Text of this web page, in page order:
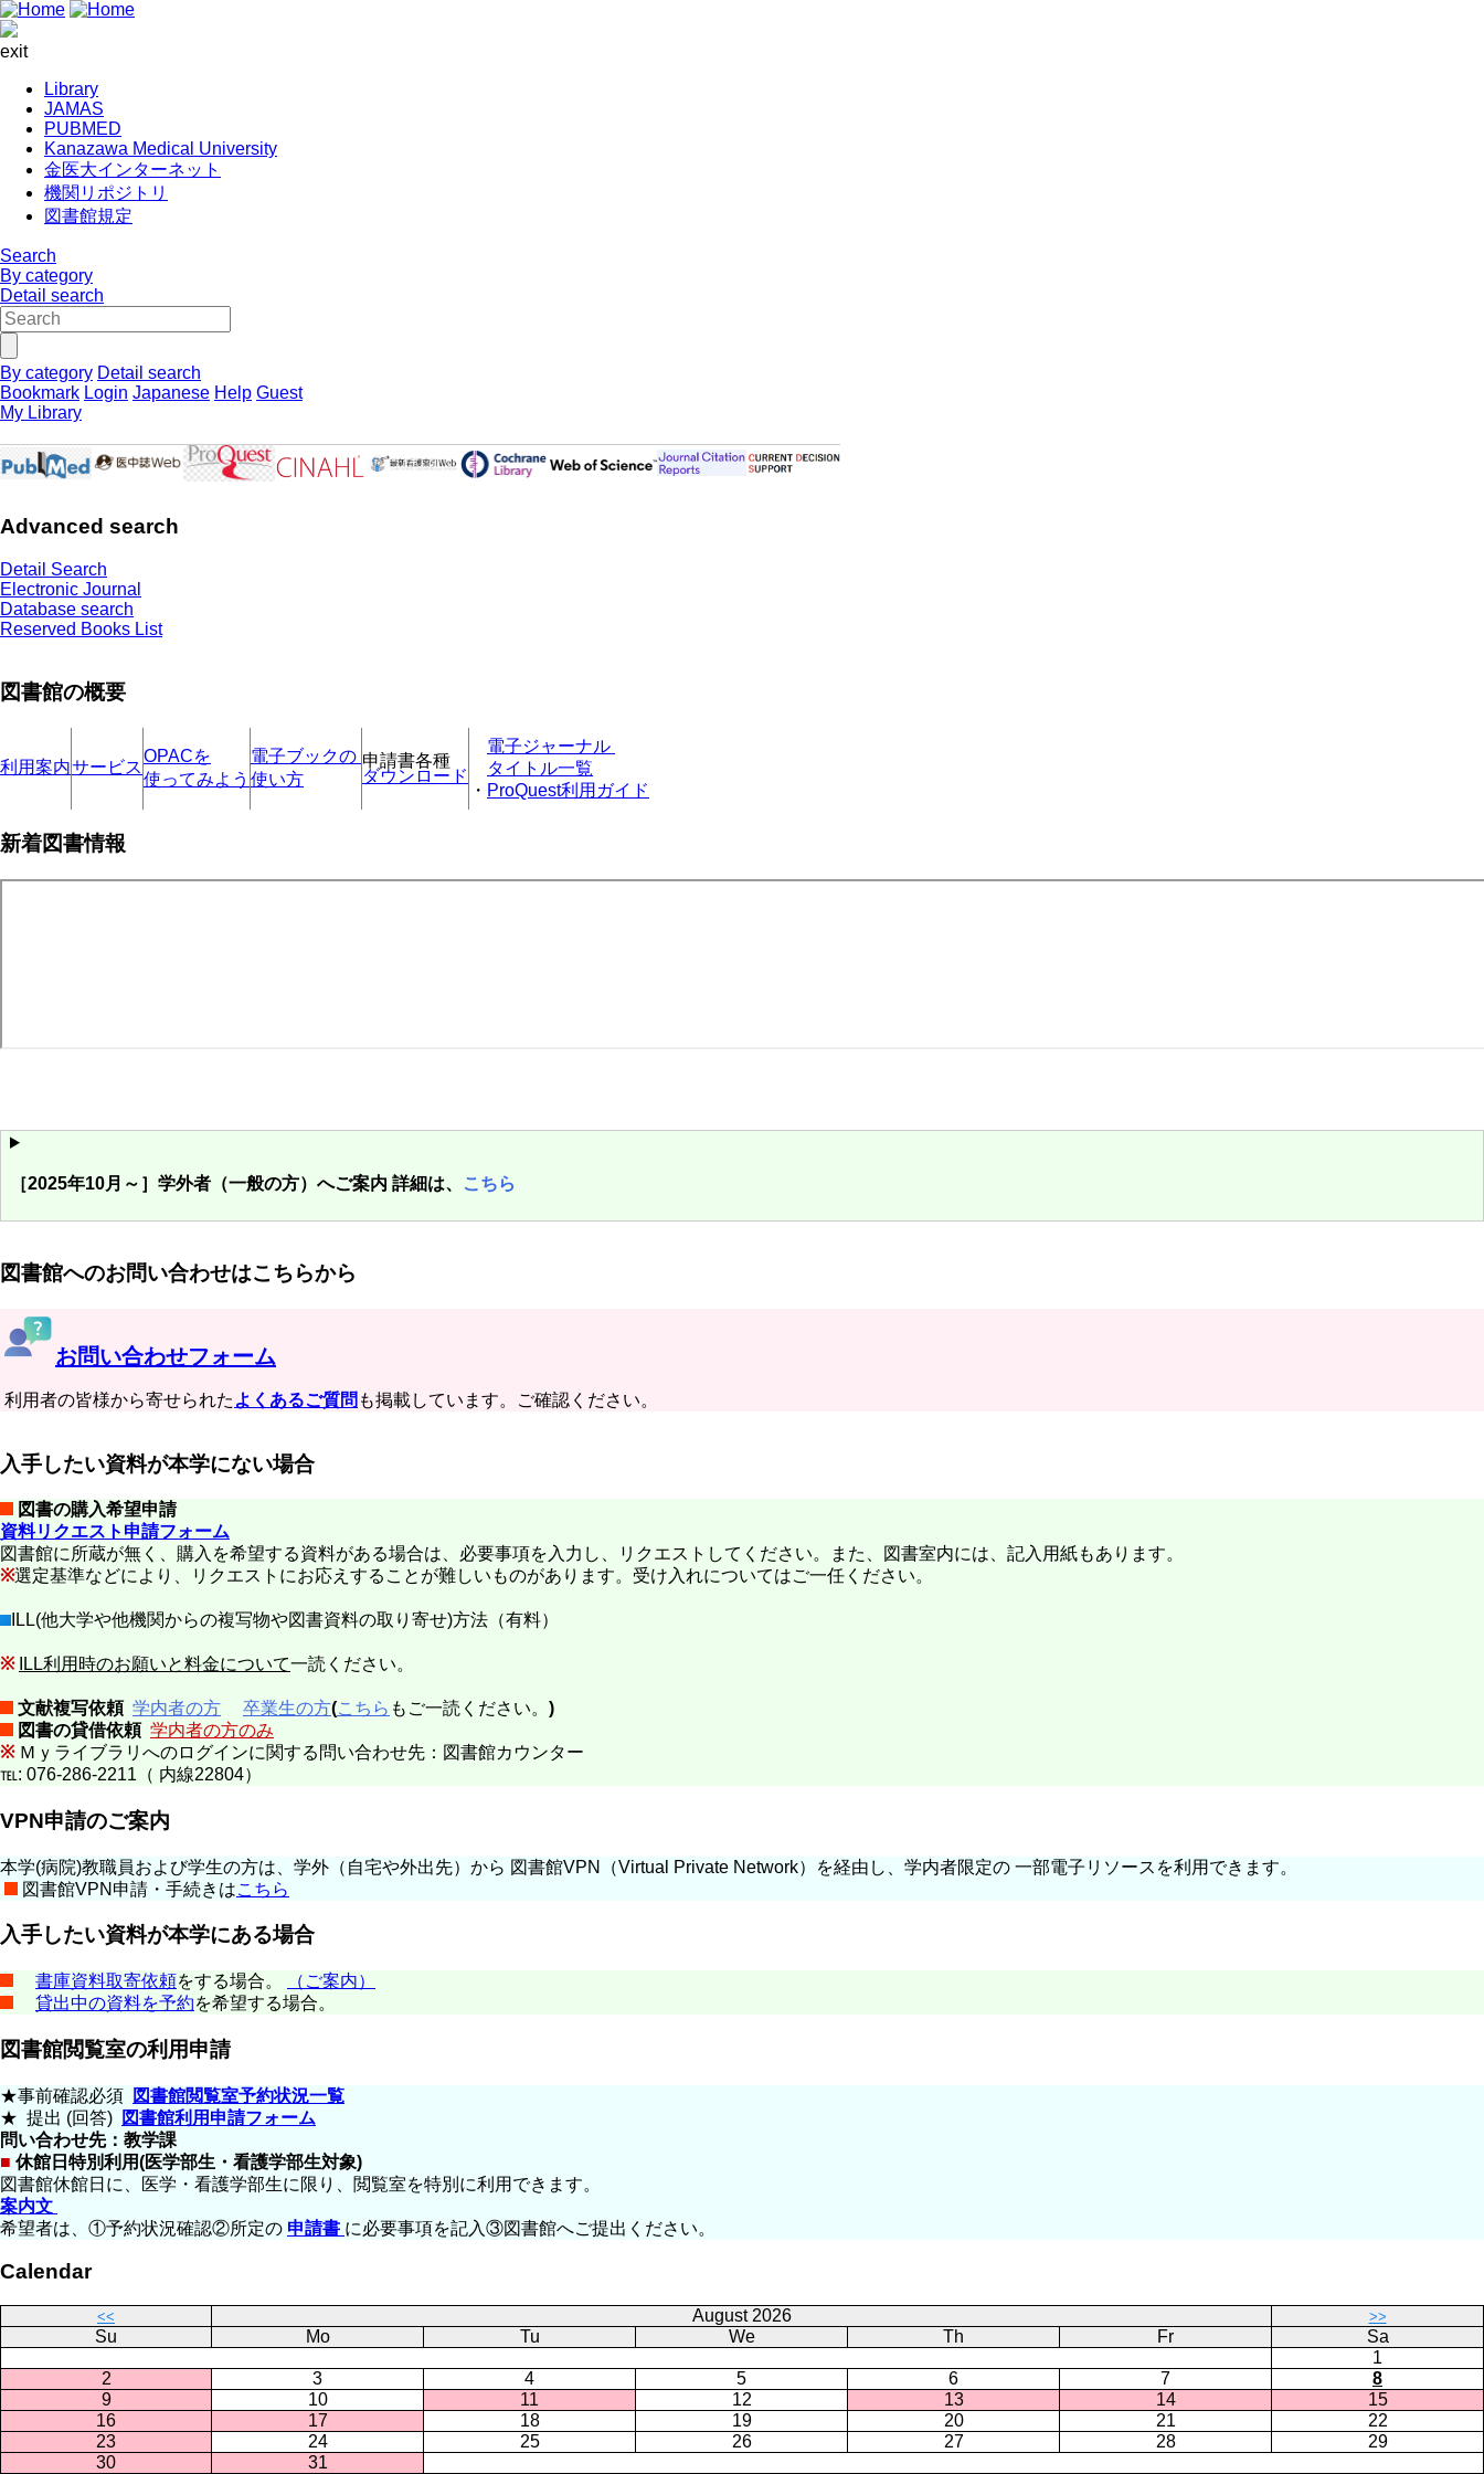
exit
Library
JAMAS
PUBMED
Kanazawa Medical University
金医大インターネット
機関リポジトリ
図書館規定
Search
By category
Detail search
By category Detail search
Bookmark Login Japanese Help Guest
My Library
Advanced search
Detail Search
Electronic Journal
Database search
Reserved Books List
図書館の概要
利用案内サービス
OPACを
使ってみよう
電子ブックの
使い方
申請書各種
ダウンロード
電子ジャーナル
タイトル一覧
・ ProQuest利用ガイド
新着図書情報
［2025年10月～］学外者（一般の方）へご案内 詳細は、 こちら
図書館へのお問い合わせはこちらから
お問い合わせフォーム
利用者の皆様から寄せられた よくあるご質問 も掲載しています。ご確認ください。
入手したい資料が本学にない場合
図書の購入希望申請
資料リクエスト申請フォーム
図書館に所蔵が無く、購入を希望する資料がある場合は、必要事項を入力し、リクエストしてください。また、図書室内には、記入用紙もあります。
※選定基準などにより、リクエストにお応えすることが難しいものがあります。受け入れについてはご一任ください。
ILL(他大学や他機関からの複写物や図書資料の取り寄せ)方法（有料）
※ ILL利用時のお願いと料金について一読ください。
文献複写依頼 学内者の方 卒業生の方(こちら もご一読ください。 )
図書の貸借依頼 学内者の方のみ
※Ｍｙライブラリへのログインに関する問い合わせ先：図書館カウンター
℡: 076-286-2211（ 内線22804）
VPN申請のご案内
本学(病院)教職員および学生の方は、学外（自宅や外出先）から 図書館VPN（Virtual Private Network）を経由し、学内者限定の 一部電子リソースを利用できます。
図書館VPN申請・手続きはこちら
入手したい資料が本学にある場合
書庫資料取寄依頼をする場合。
（ご案内）
貸出中の資料を予約を希望する場合。
図書館閲覧室の利用申請
★事前確認必須
図書館閲覧室予約状況一覧
★ 提出 (回答)
図書館利用申請フォーム
問い合わせ先：教学課
■ 休館日特別利用(医学部生・看護学部生対象)
図書館休館日に、医学・看護学部生に限り、閲覧室を特別に利用できます。
案内文
希望者は、①予約状況確認②所定の 申請書 に必要事項を記入③図書館へご提出ください。
Calendar
<< August 2026 >>
Su Mo Tu We Th Fr
Sa
1
2
3 4 5 6 7
8
9
10 11 12 13 14
15
16
17 18 19 20 21
22
23
24 25 26 27 28
29
30
31